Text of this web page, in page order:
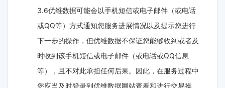
3.6优维数据可能会以手机短信或电子邮件（或电话
或QQ等）方式通知您服务进展情况以及提示您进行
下一步的操作，但优维数据不保证您能够收到或者及
时收到该手机短信或电子邮件（或电话或QQ信息
等），且不对此承担任何后果。因此，在服务过程中
您应当及时登录到优维数据网站查看和进行交易操